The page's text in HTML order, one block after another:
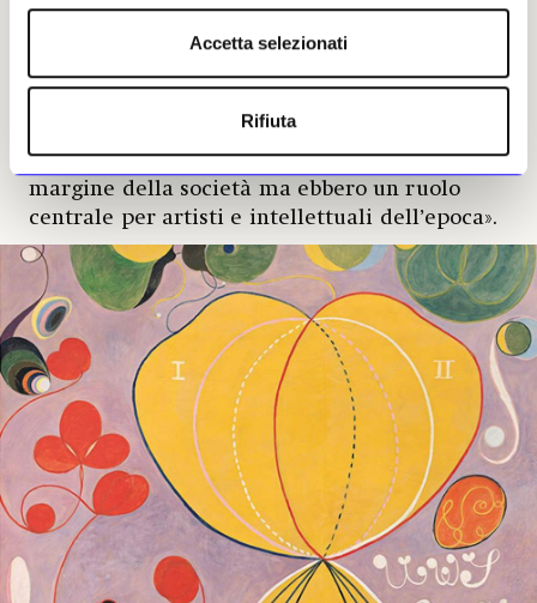
Accetta selezionati
Rifiuta
mostra intende dissipare «l’idea che l’artista
fosse una solitaria, tagliata fuori dalla lingua
e dalla collocazione geografica e impegnata
eccentriche», prosegue la Bashkoff. «Le sedute
spiritiche oggi sembrano un’attività al
margine della società ma ebbero un ruolo
centrale per artisti e intellettuali dell’epoca».